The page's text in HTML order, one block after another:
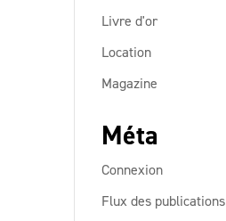
Livre d'or
Location
Magazine
Méta
Connexion
Flux des publications